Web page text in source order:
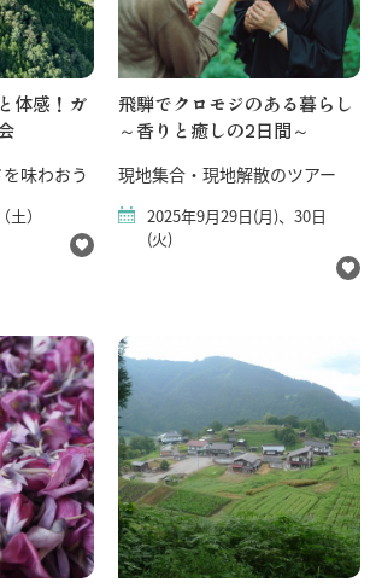
体感！ガ
味わおう
）
飛騨でクロモジのある暮らし
～香りと癒しの2日間～
現地集合・現地解散のツアー
2025年9月29日(月)、30日
(火)